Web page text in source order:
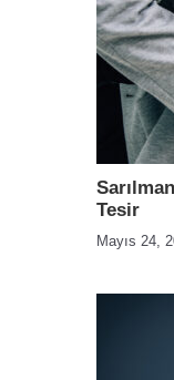
Tesir
Mayıs 24,